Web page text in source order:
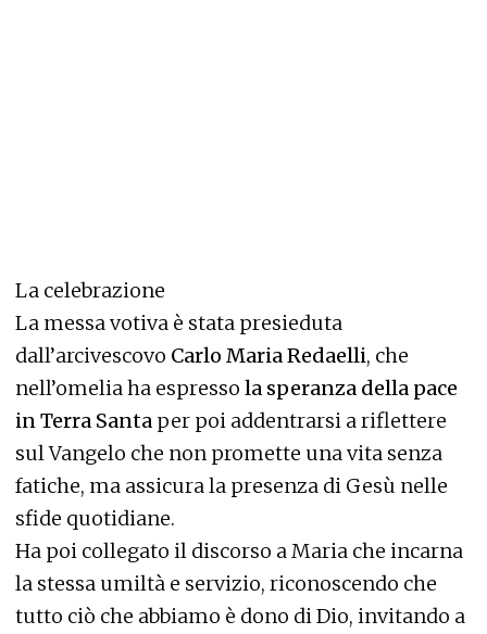
La celebrazione
La messa votiva è stata presieduta
dall’arcivescovo Carlo Maria Redaelli, che
nell’omelia ha espresso la speranza della pace
in Terra Santa per poi addentrarsi a riflettere
sul Vangelo che non promette una vita senza
fatiche, ma assicura la presenza di Gesù nelle
sfide quotidiane.
Ha poi collegato il discorso a Maria che incarna
la stessa umiltà e servizio, riconoscendo che
tutto ciò che abbiamo è dono di Dio, invitando a